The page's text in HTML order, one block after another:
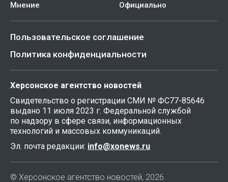
Мнение
Официально
Пользовательское соглашение
Политика конфиденциальности
Херсонское агентство новостей
Свидетельство о регистрации СМИ № ФС77-85646
выдано 11 июля 2023 г. Федеральной службой
по надзору в сфере связи, информационных
технологий и массовых коммуникаций.
Эл. почта редакции: info@xonews.ru
© Херсонское агентство новостей, 2026